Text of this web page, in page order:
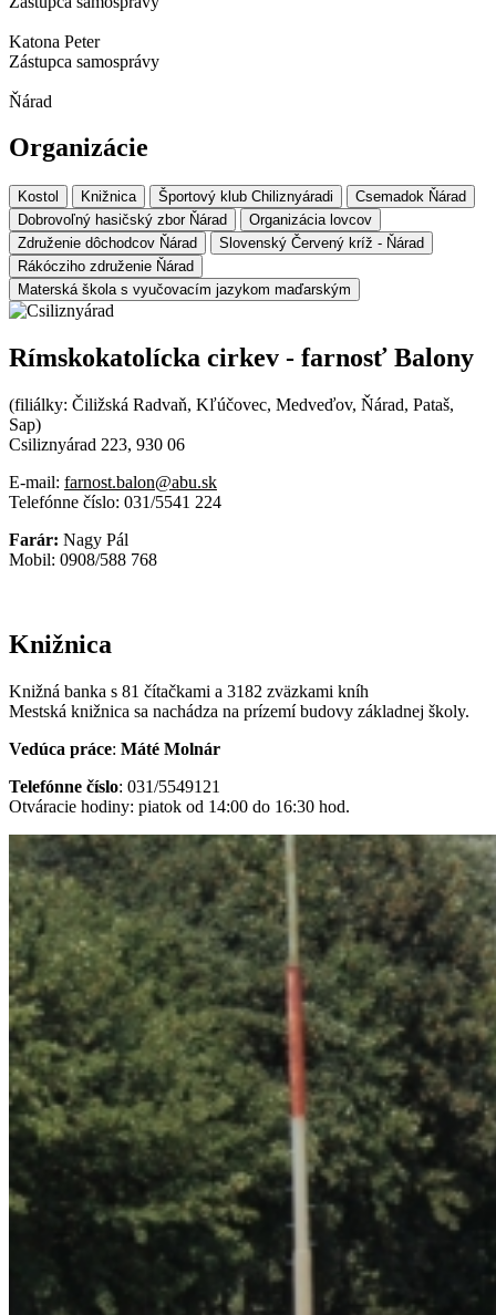
Katona Peter
Zástupca samosprávy
Ňárad
Organizácie
Kostol Knižnica Športový klub Chiliznyáradi
Csemadok Ňárad
Dobrovoľný hasičský zbor Ňárad
Organizácia lovcov
Združenie dôchodcov Ňárad
Slovenský Červený kríž - Ňárad
Rákócziho združenie Ňárad
Materská škola s vyučovacím jazykom maďarským
Rímskokatolícka cirkev - farnosť Balony
(filiálky: Čiližská Radvaň, Kľúčovec, Medveďov, Ňárad, Pataš,
Sap)
Csiliznyárad 223, 930 06
E-mail: farnost.balon@abu.sk
Telefónne číslo: 031/5541 224
Farár: Nagy Pál
Mobil: 0908/588 768
Knižnica
Knižná banka s 81 čítačkami a 3182 zväzkami kníh
Mestská knižnica sa nachádza na prízemí budovy základnej školy.
Vedúca práce: Máté Molnár
Telefónne číslo: 031/5549121
Otváracie hodiny: piatok od 14:00 do 16:30 hod.